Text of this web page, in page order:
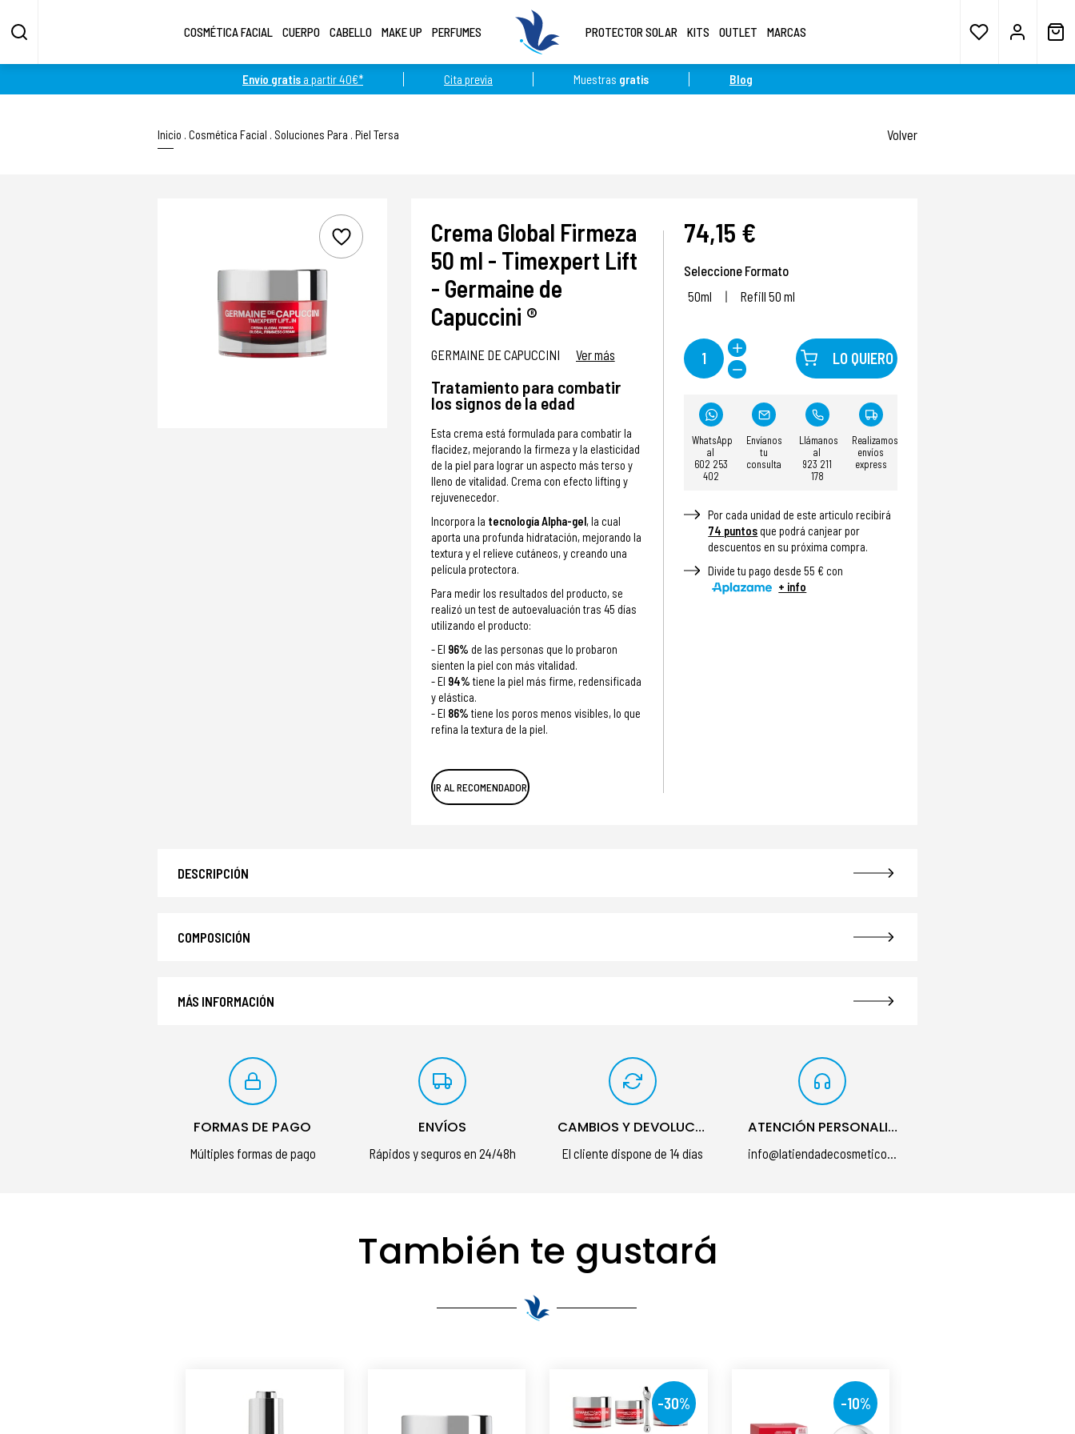
Envío gratis a partir 40€* Cita previa Muestras gratis Blog
COSMÉTICA FACIAL CUERPO CABELLO MAKE UP PERFUMES PROTECTOR SOLAR KITS OUTLET MARCAS
Inicio Cosmética Facial Soluciones Para Piel Tersa Volver
Crema Global Firmeza
50 ml - Timexpert Lift
- Germaine de
Capuccini ®
GERMAINE DE CAPUCCINI Ver más
Tratamiento para combatir
los signos de la edad
Esta crema está formulada para combatir la
flacidez, mejorando la firmeza y la elasticidad
de la piel para lograr un aspecto más terso y
lleno de vitalidad. Crema con efecto lifting y
rejuvenecedor.
Incorpora la tecnología Alpha-gel, la cual
aporta una profunda hidratación, mejorando la
textura y el relieve cutáneos, y creando una
película protectora.
Para medir los resultados del producto, se
realizó un test de autoevaluación tras 45 días
utilizando el producto:
- El 96% de las personas que lo probaron
sienten la piel con más vitalidad.
- El 94% tiene la piel más firme, redensificada
y elástica​.
- El 86% tiene los poros menos visibles, lo que
refina la textura de la piel​.
IR AL RECOMENDADOR
74,15 €
Seleccione Formato
50ml
Refill 50 ml
1 LO QUIERO
WhatsApp
al
602 253
402
Envíanos
tu
consulta
Llámanos
al
923 211
178
Realizamos
envíos
express
Por cada unidad de este articulo recibirá
74 puntos que podrá canjear por
descuentos en su próxima compra.
Divide tu pago desde 55 € con
+ info
DESCRIPCIÓN
COMPOSICIÓN
MÁS INFORMACIÓN
FORMAS DE PAGO
Múltiples formas de pago
ENVÍOS
Rápidos y seguros en 24/48h
CAMBIOS Y DEVOLUCIONES
El cliente dispone de 14 días
ATENCIÓN PERSONALIZADA
info@latiendadecosmeticos.com
También te gustará
-30% -10%